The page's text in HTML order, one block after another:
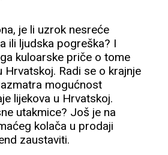
je li uzrok nesreće
ili ljudska pogreška? I
kuloarske priče o tome
Radi se o krajnje
mogućnost
lijekova u Hrvatskoj.
utakmice? Još je na
kolača u prodaji
zaustaviti.